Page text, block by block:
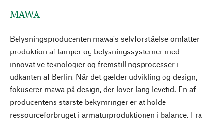
MAWA
Belysningsproducenten mawa's selvforståelse omfatter
produktion af lamper og belysningssystemer med
innovative teknologier og fremstillingsprocesser i
udkanten af Berlin. Når det gælder udvikling og design,
fokuserer mawa på design, der lover lang levetid. En af
producentens største bekymringer er at holde
ressourceforbruget i armaturproduktionen i balance. Fra